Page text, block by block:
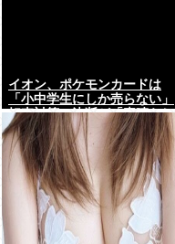
イオン、ポケモンカードは
「小中学生にしか売らない」
転売対策の決断が「素晴らし
い」